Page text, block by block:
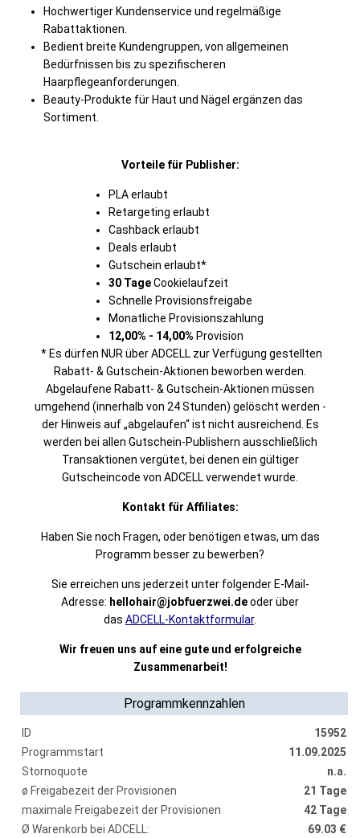
Hochwertiger Kundenservice und regelmäßige
Rabattaktionen.
Bedient breite Kundengruppen, von allgemeinen
Bedürfnissen bis zu spezifischeren
Haarpflegeanforderungen.
Beauty-Produkte für Haut und Nägel ergänzen das
Sortiment.
Vorteile für Publisher:
PLA erlaubt
Retargeting erlaubt
Cashback erlaubt
Deals erlaubt
Gutschein erlaubt*
30 TageCookielaufzeit
Schnelle Provisionsfreigabe
Monatliche Provisionszahlung
12,00% - 14,00% Provision
* Es dürfen NUR über ADCELL zur Verfügung gestellten
Rabatt- & Gutschein-Aktionen beworben werden.
Abgelaufene Rabatt- & Gutschein-Aktionen müssen
umgehend (innerhalb von 24 Stunden) gelöscht werden -
der Hinweis auf „abgelaufen“ ist nicht ausreichend. Es
werden bei allen Gutschein-Publishern ausschließlich
Transaktionen vergütet, bei denen ein gültiger
Gutscheincode von ADCELL verwendet wurde.
Kontakt für Affiliates:
Haben Sie noch Fragen, oder benötigen etwas, um das
Programm besser zu bewerben?
Sie erreichen uns jederzeit unter folgender E-Mail-
Adresse: hellohair@jobfuerzwei.deoder über
das ADCELL-Kontaktformular.
Wir freuen uns auf eine gute und erfolgreiche
Zusammenarbeit!
Programmkennzahlen
ID
15952
Programmstart
11.09.2025
Stornoquote
n.a.
ø Freigabezeit der Provisionen
21 Tage
maximale Freigabezeit der Provisionen
42 Tage
Ø Warenkorb bei ADCELL:
69.03 €